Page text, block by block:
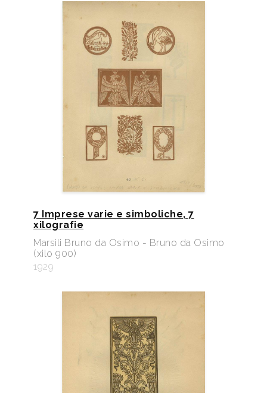
7 Imprese varie e simboliche, 7
xilografie
Marsili Bruno da Osimo - Bruno da Osimo
(xilo 900)
1929